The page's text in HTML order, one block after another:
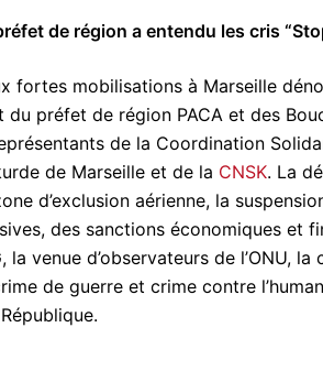
de région a entendu les cris
fortes mobilisations à Marseille
du préfet de région PACA et des
de la Coordination
de Marseille et de la CNSK. La
d’exclusion aérienne, la
des sanctions économiques et
la venue d’observateurs de l’ONU,
de guerre et crime contre